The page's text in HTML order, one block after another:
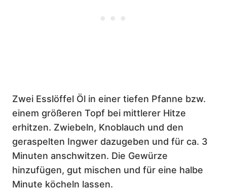
Zwei Esslöffel Öl in einer tiefen Pfanne bzw.
einem größeren Topf bei mittlerer Hitze
erhitzen. Zwiebeln, Knoblauch und den
geraspelten Ingwer dazugeben und für ca. 3
Minuten anschwitzen. Die Gewürze
hinzufügen, gut mischen und für eine halbe
Minute köcheln lassen.